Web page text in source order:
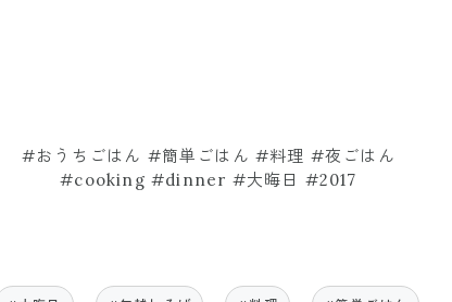
#おうちごはん #簡単ごはん #料理 #夜ごはん
#cooking #dinner #大晦日 #2017